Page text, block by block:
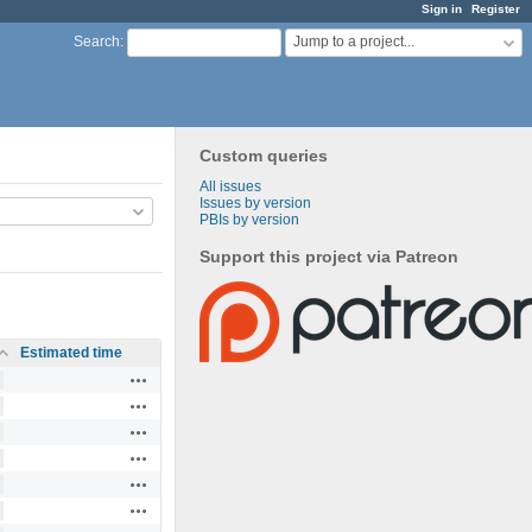
Sign in Register
Search: Jump to a project...
Custom queries
All issues
Issues by version
PBIs by version
Support this project via Patreon
Estimated time